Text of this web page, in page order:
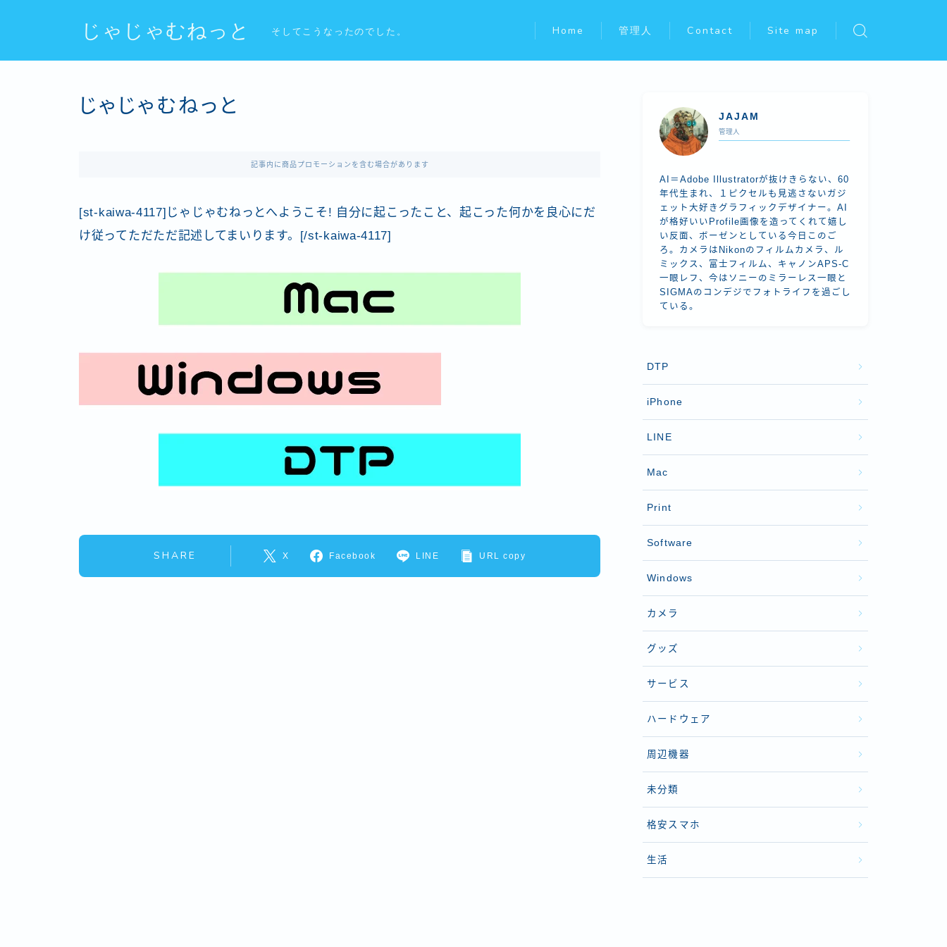
じゃじゃむねっと そしてこうなったのでした。 Home 管理人 Contact Site map
じゃじゃむねっと
記事内に商品プロモーションを含む場合があります
[st-kaiwa-4117]じゃじゃむねっとへようこそ! 自分に起こったこと、起こった何かを良心にだ
け従ってただただ記述してまいります。[/st-kaiwa-4117]
SHARE X Facebook LINE URL copy
JAJAM
管理人
AI＝Adobe Illustratorが抜けきらない、60
年代生まれ、１ピクセルも見逃さないガジ
ェット大好きグラフィックデザイナー。AI
が格好いいProfile画像を造ってくれて嬉し
い反面、ボーゼンとしている今日このご
ろ。カメラはNikonのフィルムカメラ、ル
ミックス、富士フィルム、キャノンAPS-C
一眼レフ、今はソニーのミラーレス一眼と
SIGMAのコンデジでフォトライフを過ごし
ている。
DTP
iPhone
LINE
Mac
Print
Software
Windows
カメラ
グッズ
サービス
ハードウェア
周辺機器
未分類
格安スマホ
生活